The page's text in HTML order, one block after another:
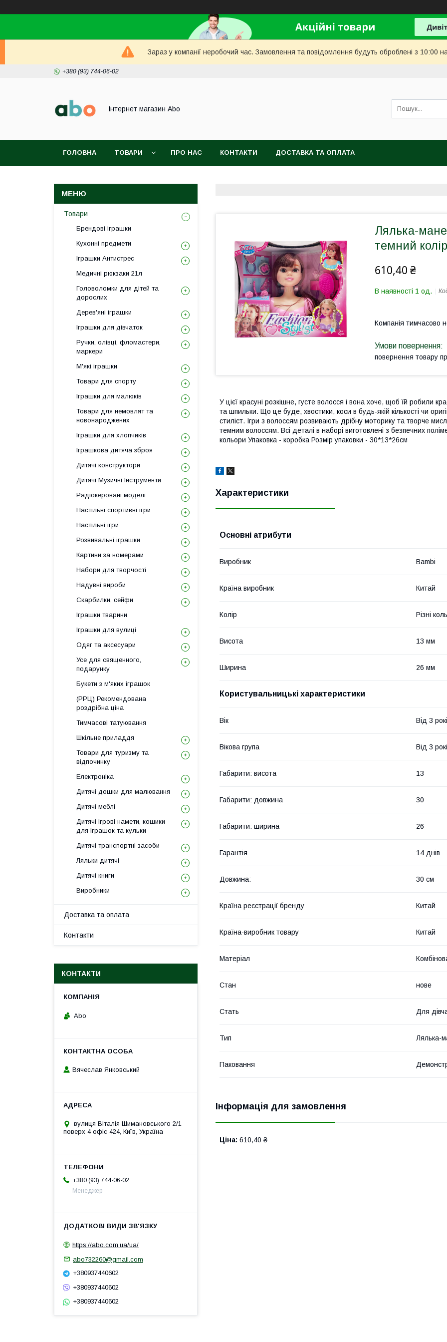
Зараз у компанії неробочий час. Замовлення та повідомлення будуть оброблені з 10:00
+380 (93) 744-06-02
Інтернет магазин Abo
ГОЛОВНА ТОВАРИ ПРО НАС КОНТАКТИ ДОСТАВКА ТА ОПЛАТА
Лялька-
темний
610,40 ₴
В наявності 1 од.
Компанія тимчасово
повернення товару
У цієї красуні розкішне, густе волосся і вона хоче, щоб їй робили
та шпильки. Що це буде, хвостики, коси в будь-якій кількості чи
стиліст. Ігри з волоссям розвивають дрібну моторику та творче
темним волоссям. Всі деталі в наборі виготовлені з безпечних
кольори Упаковка - коробка Розмір упаковки - 30*13*26см
Характеристики
Основні атрибути
Виробник Bambi
Країна виробник Китай
Колір Різні
Висота 13 мм
Ширина 26 мм
Користувальницькі характеристики
Вік Від 3
Вікова група Від 3
Габарити: висота 13
Габарити: довжина 30
Габарити: ширина 26
Гарантія 14 днів
Довжина: 30 см
Країна реєстрації бренду Китай
Країна-виробник товару Китай
Матеріал
Стан нове
Стать Для
Тип Лялька-
Паковання
Інформація для замовлення
Ціна: 610,40 ₴
Товари
Брендові іграшки
Кухонні предмети
Іграшки Антистрес
Медичні рюкзаки 21л
Головоломки для дітей та
дорослих
Дерев'яні іграшки
Іграшки для дівчаток
Ручки, олівці, фломастери,
маркери
М'які іграшки
Товари для спорту
Іграшки для малюків
Товари для немовлят та
новонароджених
Іграшки для хлопчиків
Іграшкова дитяча зброя
Дитячі конструктори
Дитячі Музичні Інструменти
Радіокеровані моделі
Настільні спортивні ігри
Настільні ігри
Розвивальні іграшки
Картини за номерами
Набори для творчості
Надувні вироби
Скарбилки, сейфи
Іграшки тварини
Іграшки для вулиці
Одяг та аксесуари
Усе для священного,
подарунку
Букети з м'яких іграшок
(РРЦ) Рекомендована
роздрібна ціна
Тимчасові татуювання
Шкільне приладдя
Товари для туризму та
відпочинку
Електроніка
Дитячі дошки для малювання
Дитячі меблі
Дитячі ігрові намети, кошики
для іграшок та кульки
Дитячі транспортні засоби
Ляльки дитячі
Дитячі книги
Виробники
Доставка та оплата
Контакти
КОНТАКТИ
Abo
Вячеслав Янковський
вулиця Віталія Шимановського 2/1
поверх 4 офіс 424, Київ, Україна
+380 (93) 744-06-02
Менеджер
https://abo.com.ua/ua/
abo732260@gmail.com
+380937440602
+380937440602
+380937440602